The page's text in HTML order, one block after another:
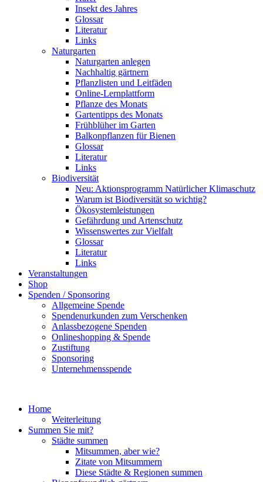
Insekt des Jahres
Glossar
Literatur
Links
Naturgarten
Naturgarten anlegen
Nachhaltig gärtnern
Pflanzlisten und Leitfäden
Online-Lernplattform
Pflanze des Monats
Gartentipps des Monats
Frühblüher im Garten
Balkonpflanzen für Bienen
Glossar
Literatur
Links
Biodiversität
Neu: Aktionsprogramm Natürlicher Klimaschutz
Warum ist Biodiversität so wichtig?
Ökosystemleistungen
Gefährdung und Artenschutz
Wissenswertes zur Vielfalt
Glossar
Literatur
Links
Veranstaltungen
Shop
Spenden / Sponsoring
Allgemeine Spende
Spendenurkunden zum Verschenken
Anlassbezogene Spenden
Onlineshopping & Spende
Zustiftung
Sponsoring
Unternehmensspende
Home
Weiterleitung
Summen Sie mit?
Städte summen
Mitsummen, aber wie?
Zitate von Mitsummern
Diese Städte & Regionen summen